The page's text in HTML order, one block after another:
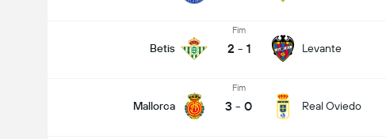
Betis
Fim
2 - 1 Levante
Mallorca
Fim
3 - 0 Real Oviedo